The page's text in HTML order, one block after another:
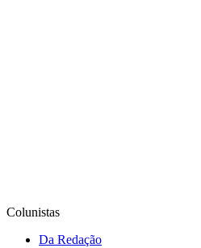
Colunistas
Da Redação